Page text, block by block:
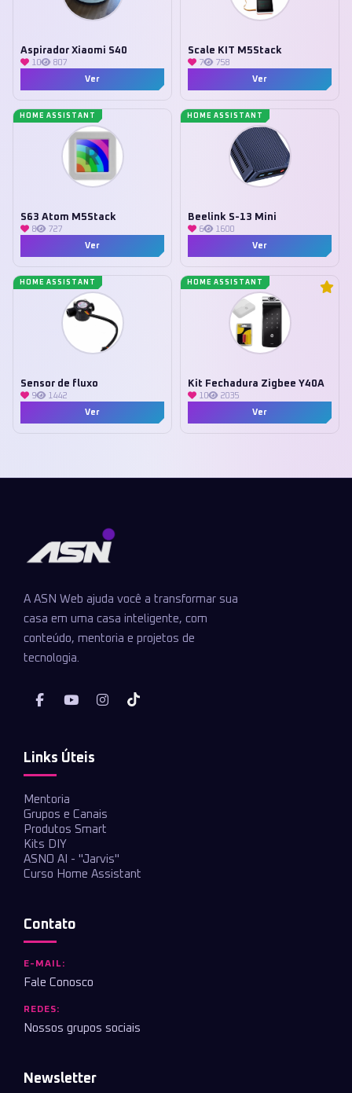
Aspirador Xiaomi S40
10
807
Ver
Scale KIT M5Stack
7
758
Ver
HOME ASSISTANT
S63 Atom M5Stack
8
727
Ver
HOME ASSISTANT
Beelink S-13 Mini
6
1600
Ver
HOME ASSISTANT
Sensor de fluxo
9
1442
Ver
HOME ASSISTANT
Kit Fechadura Zigbee Y40A
10
2035
Ver
A ASN Web ajuda você a transformar sua
casa em uma casa inteligente, com
conteúdo, mentoria e projetos de
tecnologia.
Links Úteis
Mentoria
Grupos e Canais
Produtos Smart
Kits DIY
ASNO AI - "Jarvis"
Curso Home Assistant
Contato
E-MAIL:
Fale Conosco
REDES:
Nossos grupos sociais
Newsletter